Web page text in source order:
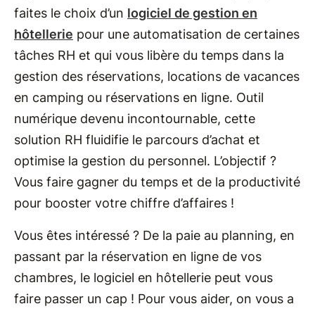
faites le choix d’un logiciel de gestion en
hôtellerie pour une automatisation de certaines
tâches RH et qui vous libère du temps dans la
gestion des réservations, locations de vacances
en camping ou réservations en ligne. Outil
numérique devenu incontournable, cette
solution RH fluidifie le parcours d’achat et
optimise la gestion du personnel. L’objectif ?
Vous faire gagner du temps et de la productivité
pour booster votre chiffre d’affaires !
Vous êtes intéressé ? De la paie au planning, en
passant par la réservation en ligne de vos
chambres, le logiciel en hôtellerie peut vous
faire passer un cap ! Pour vous aider, on vous a